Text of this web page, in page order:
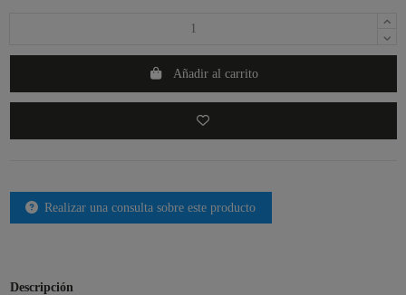
Añadir al carrito
Realizar una consulta sobre este producto
Descripción